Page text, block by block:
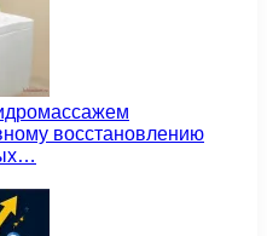
восстановлению